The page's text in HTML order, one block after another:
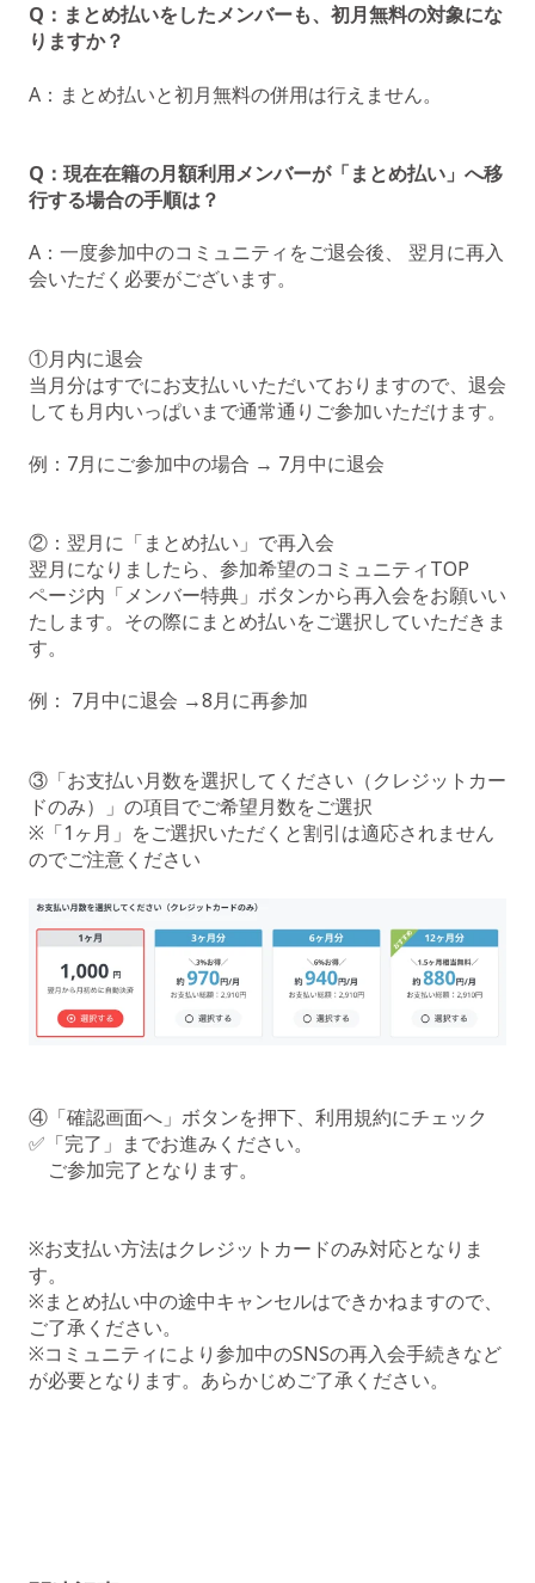
Q：まとめ払いをしたメンバーも、初月無料の対象にな
りますか？
A：まとめ払いと初月無料の併用は行えません。
Q：現在在籍の月額利用メンバーが「まとめ払い」へ移
行する場合の手順は？
A：一度参加中のコミュニティをご退会後、 翌月に再入
会いただく必要がございます。
①月内に退会
当月分はすでにお支払いいただいておりますので、退会
しても月内いっぱいまで通常通りご参加いただけます。
例：7月にご参加中の場合 → 7月中に退会
②：翌月に「まとめ払い」で再入会
翌月になりましたら、参加希望のコミュニティTOP
ページ内「メンバー特典」ボタンから再入会をお願いい
たします。その際にまとめ払いをご選択していただきま
す。
例： 7月中に退会 →8月に再参加
③「お支払い月数を選択してください（クレジットカー
ドのみ）」の項目でご希望月数をご選択
※「1ヶ月」をご選択いただくと割引は適応されません
のでご注意ください
④「確認画面へ」ボタンを押下、利用規約にチェック
✅「完了」までお進みください。
ご参加完了となります。
※お支払い方法はクレジットカードのみ対応となりま
す。
※まとめ払い中の途中キャンセルはできかねますので、
ご了承ください。
※コミュニティにより参加中のSNSの再入会手続きなど
が必要となります。あらかじめご了承ください。